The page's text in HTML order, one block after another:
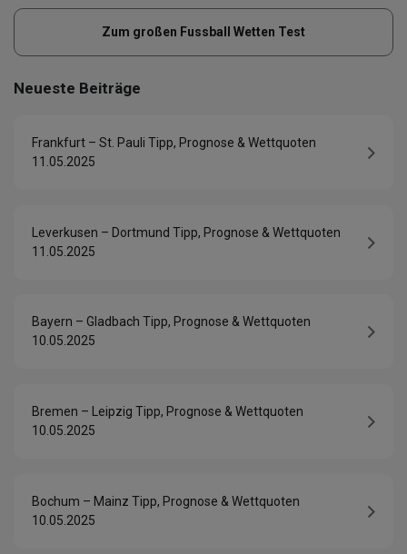
Zum großen Fussball Wetten Test
Neueste Beiträge
Frankfurt – St. Pauli Tipp, Prognose & Wettquoten
11.05.2025
Leverkusen – Dortmund Tipp, Prognose & Wettquoten
11.05.2025
Bayern – Gladbach Tipp, Prognose & Wettquoten
10.05.2025
Bremen – Leipzig Tipp, Prognose & Wettquoten
10.05.2025
Bochum – Mainz Tipp, Prognose & Wettquoten
10.05.2025